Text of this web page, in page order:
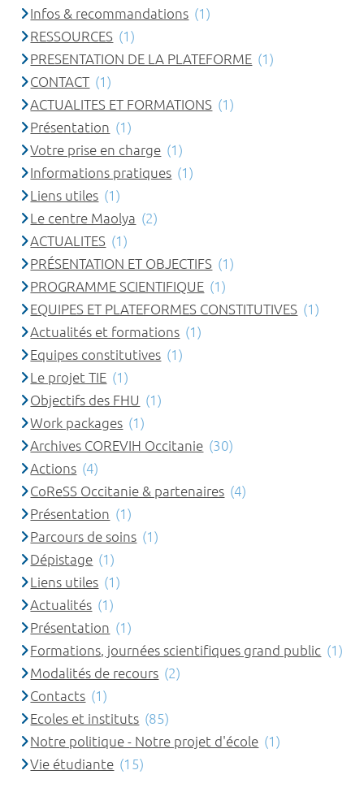
Infos & recommandations (1)
RESSOURCES (1)
PRESENTATION DE LA PLATEFORME (1)
CONTACT (1)
ACTUALITES ET FORMATIONS (1)
Présentation (1)
Votre prise en charge (1)
Informations pratiques (1)
Liens utiles (1)
Le centre Maolya (2)
ACTUALITES (1)
PRÉSENTATION ET OBJECTIFS (1)
PROGRAMME SCIENTIFIQUE (1)
EQUIPES ET PLATEFORMES CONSTITUTIVES (1)
Actualités et formations (1)
Equipes constitutives (1)
Le projet TIE (1)
Objectifs des FHU (1)
Work packages (1)
Archives COREVIH Occitanie (30)
Actions (4)
CoReSS Occitanie & partenaires (4)
Présentation (1)
Parcours de soins (1)
Dépistage (1)
Liens utiles (1)
Actualités (1)
Présentation (1)
Formations, journées scientifiques grand public (1)
Modalités de recours (2)
Contacts (1)
Ecoles et instituts (85)
Notre politique - Notre projet d'école (1)
Vie étudiante (15)